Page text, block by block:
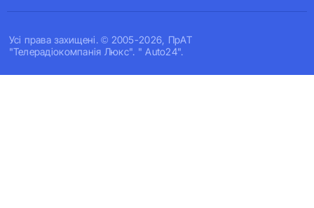
Усi права захищенi. © 2005-2026, ПрАТ
"Телерадіокомпанія Люкс". " Auto24".